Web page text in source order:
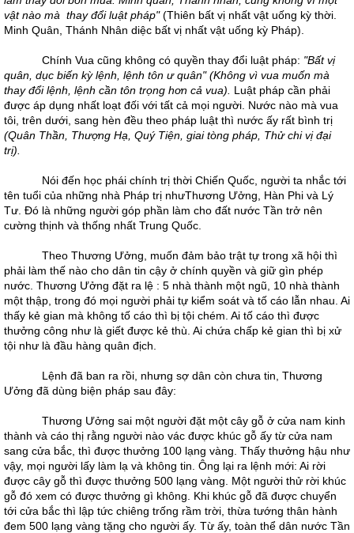
vật nào mà thay đổi luật pháp"(Thiên bất vị nhất vật uống kỳ thời.
Minh Quân, Thánh Nhân diệc bất vị nhất vật uống kỳ Pháp).
Chính Vua cũng không có quyền thay đổi luật pháp: "Bất vị
quân, dục biến kỳ lệnh, lệnh tôn ư quân" (Không vì vua muốn mà
thay đổi lệnh, lệnh cần tôn trọng hơn cả vua).
Luật pháp cần phải
được áp dụng nhất loạt đối với tất cả mọi người. Nước nào mà vua
tôi, trên dưới, sang hèn đều theo pháp luật thì nước ấy rất bình trị
(Quân Thần, Thượng Hạ, Quý Tiện, giai tòng pháp, Thử chi vị đại
trị).
Nói đến học phái chính trị thời Chiến Quốc, người ta nhắc tới
tên tuổi của những nhà Pháp trị nhưThương Ưởng, Hàn Phi và Lý
Tư. Đó là những người góp phần làm cho đất nước Tần trở nên
cường thịnh và thống nhất Trung Quốc.
Theo Thương Ưởng, muốn đảm bảo trật tự trong xã hội thì
phải làm thế nào cho dân tin cậy ở chính quyền và giữ gìn phép
nước. Thương Ưởng đặt ra lệ : 5 nhà thành một ngũ, 10 nhà thành
một thập, trong đó mọi người phải tự kiểm soát và tố cáo lẫn nhau. Ai
thấy kẻ gian mà không tố cáo thì bị tội chém. Ai tố cáo thì được
thưởng công như là giết được kẻ thù. Ai chứa chấp kẻ gian thì bị xử
tội như là đầu hàng quân địch.
Lệnh đã ban ra rồi, nhưng sợ dân còn chưa tin, Thương
Ưởng đã dùng biện pháp sau đây:
Thương Ưởng sai một người đặt một cây gỗ ở cửa nam kinh
thành và cáo thị rằng người nào vác được khúc gỗ ấy từ cửa nam
sang cửa bắc, thì được thưởng 100 lạng vàng. Thấy thưởng hậu như
vậy, mọi người lấy làm lạ và không tin. Ông lại ra lệnh mới: Ai rời
được cây gỗ thì được thưởng 500 lạng vàng. Một người thử rời khúc
gỗ đó xem có được thưởng gì không. Khi khúc gỗ đã được chuyển
tới cửa bắc thì lập tức chiêng trống rầm trời, thừa tướng thân hành
đem 500 lạng vàng tặng cho người ấy. Từ ấy, toàn thể dân nước Tần